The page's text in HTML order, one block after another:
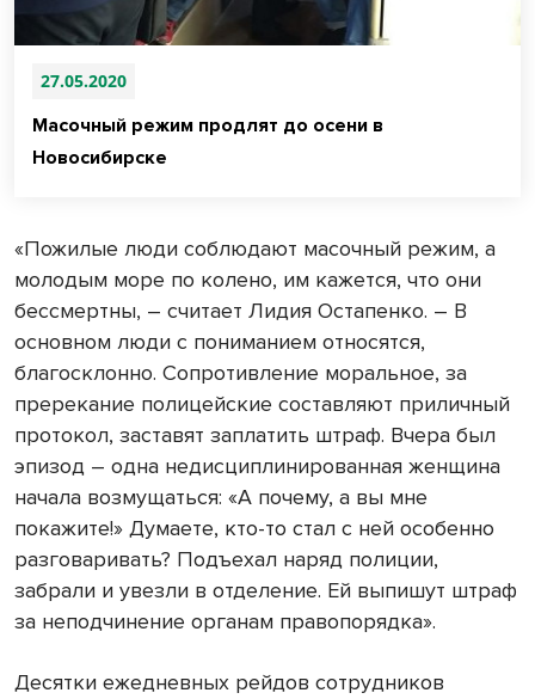
27.05.2020
Масочный режим продлят до осени в
Новосибирске
«Пожилые люди соблюдают масочный режим, а
молодым море по колено, им кажется, что они
бессмертны, – считает Лидия Остапенко. – В
основном люди с пониманием относятся,
благосклонно. Сопротивление моральное, за
пререкание полицейские составляют приличный
протокол, заставят заплатить штраф. Вчера был
эпизод – одна недисциплинированная женщина
начала возмущаться: «А почему, а вы мне
покажите!» Думаете, кто-то стал с ней особенно
разговаривать? Подъехал наряд полиции,
забрали и увезли в отделение. Ей выпишут штраф
за неподчинение органам правопорядка».
Десятки ежедневных рейдов сотрудников